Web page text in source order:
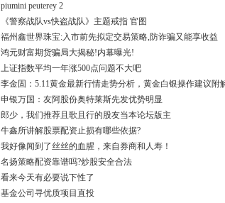
piumini peuterey 2
《警察战队vs快盗战队》主题戒指 官图
福州鑫世界珠宝:入市前先拟定交易策略,防诈骗又能享收益
鸿元财富期货骗局大揭秘!内幕曝光!
上证指数平均一年涨500点问题不大吧
李金固：5.11黄金最新行情走势分析，黄金白银操作建议附
申银万国：友阿股份奥特莱斯先发优势明显
郎少，我们推荐且歌且行的股友当本论坛版主
牛鑫所讲解股票配资止损有哪些依据?
我好像闻到了丝丝的血腥，来自券商和人寿！
名扬策略配资靠谱吗?炒股安全合法
看来今天有必要说下性了
基金公司寻优质项目直投